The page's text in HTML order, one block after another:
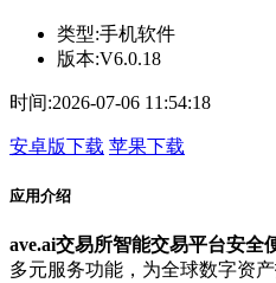
类型:手机软件
版本:V6.0.18
时间:2026-07-06 11:54:18
安卓版下载 苹果下载
应用介绍
ave.ai交易所智能交易平台安全
多元服务功能，为全球数字资